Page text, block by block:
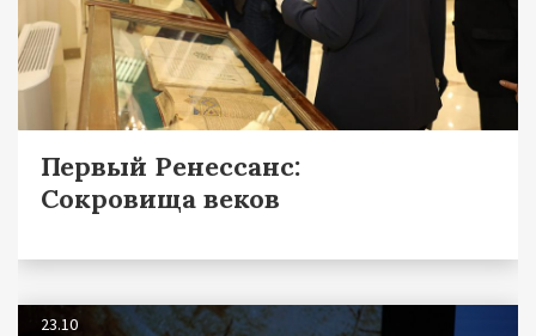
Первый Ренессанс:
Сокровища веков
23.10